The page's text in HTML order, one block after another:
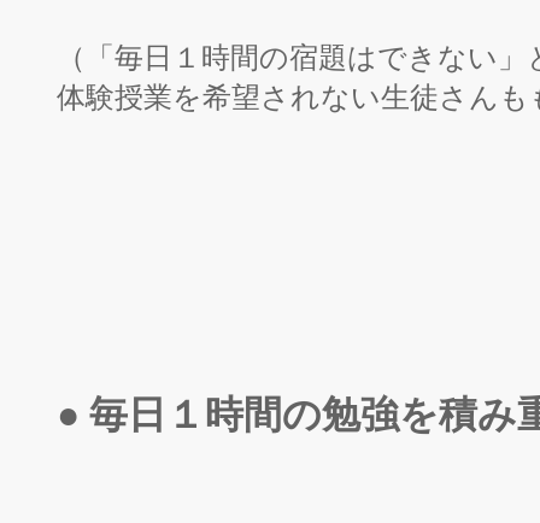
（「毎日１時間の宿題はできない」
体験授業を希望されない生徒さん
● 毎日１時間の勉強を積み